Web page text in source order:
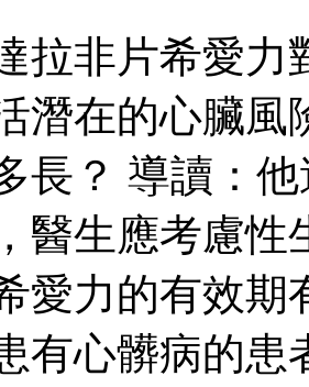
拉非片希愛力
潛在的心臟風
長？ 導讀：
醫生應考慮性
愛力的有效期
有心髒病的患